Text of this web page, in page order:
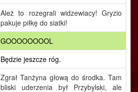
Ależ to rozegrali widzewiacy! Gryzio
pakuje piłkę do siatki!
GOOOOOOOOL
Będzie jeszcze róg.
Zgrał Tanżyna głową do środka. Tam
bliski uderzenia był Przybylski, ale